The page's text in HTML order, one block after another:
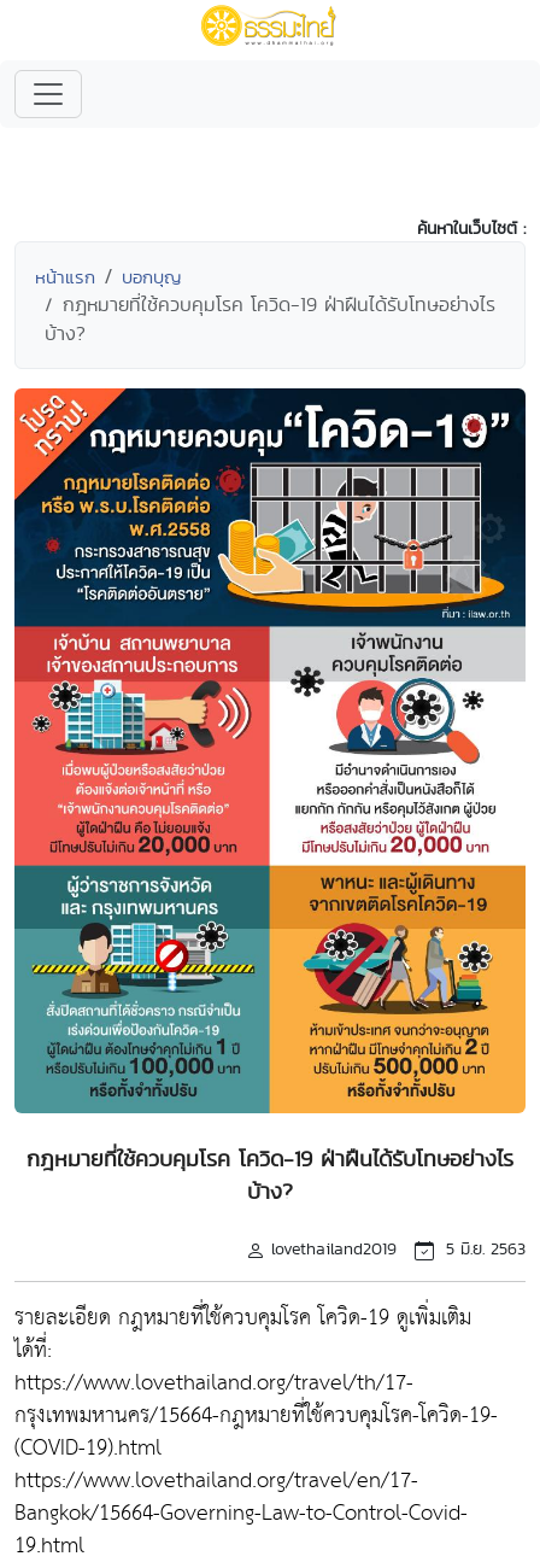
ค้นหาในเว็บไซต์ :
หน้าแรก บอกบุญ
กฎหมายที่ใช้ควบคุมโรค โควิด-19 ฝ่าฝืนได้รับโทษอย่างไร
บ้าง?
กฎหมายที่ใช้ควบคุมโรค โควิด-19 ฝ่าฝืนได้รับโทษอย่างไร
บ้าง?
lovethailand2019 5 มิ.ย. 2563
รายละเอียด กฎหมายที่ใช้ควบคุมโรค โควิด-19 ดูเพิ่มเติม
ได้ที่:
https://www.lovethailand.org/travel/th/17-
กรุงเทพมหานคร/15664-กฎหมายที่ใช้ควบคุมโรค-โควิด-19-
(COVID-19).html
https://www.lovethailand.org/travel/en/17-
Bangkok/15664-Governing-Law-to-Control-Covid-
19.html